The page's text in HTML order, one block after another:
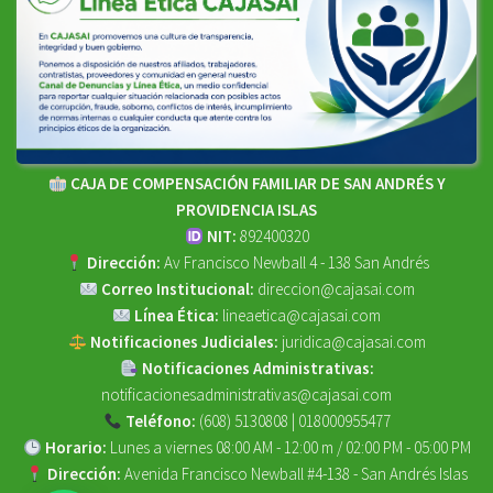
CAJA DE COMPENSACIÓN FAMILIAR DE SAN ANDRÉS Y
PROVIDENCIA ISLAS
NIT: 892400320
Dirección: Av Francisco Newball 4 - 138 San Andrés
Correo Institucional: direccion@cajasai.com
Línea Ética: lineaetica@cajasai.com
Notificaciones Judiciales: juridica@cajasai.com
Notificaciones Administrativas:
notificacionesadministrativas@cajasai.com
Teléfono: (608) 5130808 | 018000955477
Horario: Lunes a viernes 08:00 AM - 12:00 m / 02:00 PM - 05:00 PM
Dirección: Avenida Francisco Newball #4-138 - San Andrés Islas